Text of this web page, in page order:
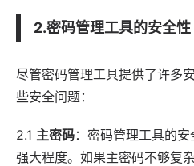
2.密码管理工具的安全性
尽管密码管理工具提供了许多
些安全问题：
2.1 主密码：密码管理工具的
强大程度。如果主密码不够复